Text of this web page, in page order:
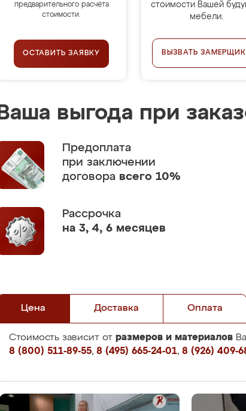
предварительного расчёта
стоимости.
ОСТАВИТЬ ЗАЯВКУ
стоимости Вашей
мебели.
ВЫЗВАТЬ
Ваша выгода при
Предоплата
при заключении
договора всего 10%
Рассрочка
на 3, 4, 6 месяцев
Цена Доставка Оплата
Стоимость зависит от размеров и материалов
8 (800) 511-89-55, 8 (495) 665-24-01, 8 (926) 409-